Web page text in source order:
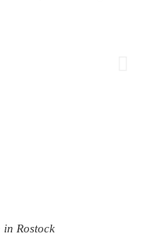
Rostock